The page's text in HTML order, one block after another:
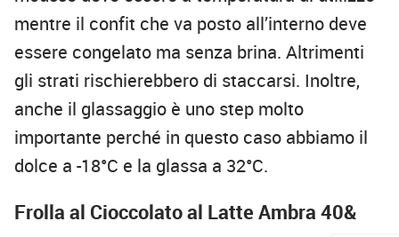
mentre il confit che va posto all’interno deve
essere congelato ma senza brina. Altrimenti
gli strati rischierebbero di staccarsi. Inoltre,
anche il glassaggio è uno step molto
importante perché in questo caso abbiamo il
dolce a -18°C e la glassa a 32°C.
Frolla al Cioccolato al Latte Ambra 40&